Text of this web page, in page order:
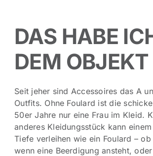
DAS HABE
DEM OBJEKT
Seit jeher sind Accessoires das A
Outfits. Ohne Foulard ist die
50er Jahre nur eine Frau im Kleid.
anderes Kleidungsstück kann
Tiefe verleihen wie ein Foulard –
wenn eine Beerdigung ansteht,